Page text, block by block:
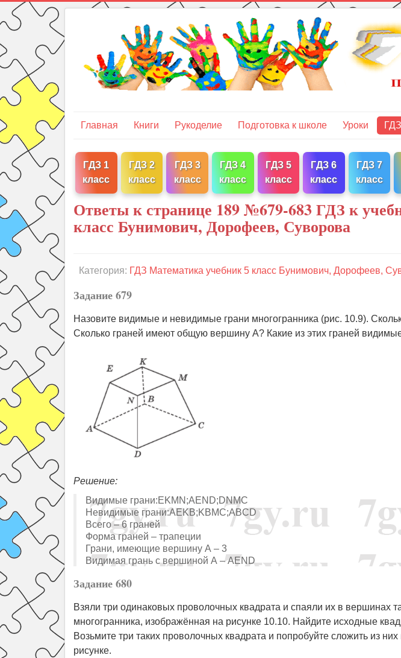
Главная Книги Рукоделие Подготовка к школе Уроки ГДЗ
ГДЗ 1
класс
ГДЗ 2
класс
ГДЗ 3
класс
ГДЗ 4
класс
ГДЗ 5
класс
ГДЗ 6
класс
ГДЗ 7
класс
Ответы к странице 189 №679-683 ГДЗ к
класс Бунимович, Дорофеев, Суворова
Категория: ГДЗ Математика учебник 5 класс Бунимович, Дорофеев,
Задание 679
Назовите видимые и невидимые грани многогранника (рис. 10.9).
Сколько граней имеют общую вершину А? Какие из этих граней
Решение:
Видимые грани:EKMN;AEND;DNMC
Невидимые грани:AEKB;KBMC;ABCD
Всего – 6 граней
Форма граней – трапеции
Грани, имеющие вершину А – 3
Видимая грань с вершиной А – AEND
Задание 680
Взяли три одинаковых проволочных квадрата и спаяли их в вершинах
многогранника, изображённая на рисунке 10.10. Найдите исходные
Возьмите три таких проволочных квадрата и попробуйте сложить из
рисунке.